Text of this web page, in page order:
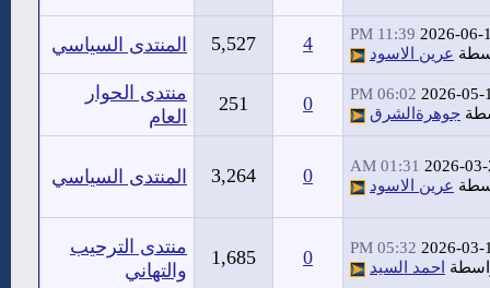
2026-06-
11:39 PM
عرين الاسود 4
5,527 المنتدى السياسي
2026-05-
06:02 PM
جوهرةالشرق 0
251
منتدى الحوار
العام
2026-
01:31 AM
عرين الاسود 0
3,264 المنتدى السياسي
2026-03-
05:32 PM
احمد السيد 0
1,685
منتدى الترحيب
والتهاني